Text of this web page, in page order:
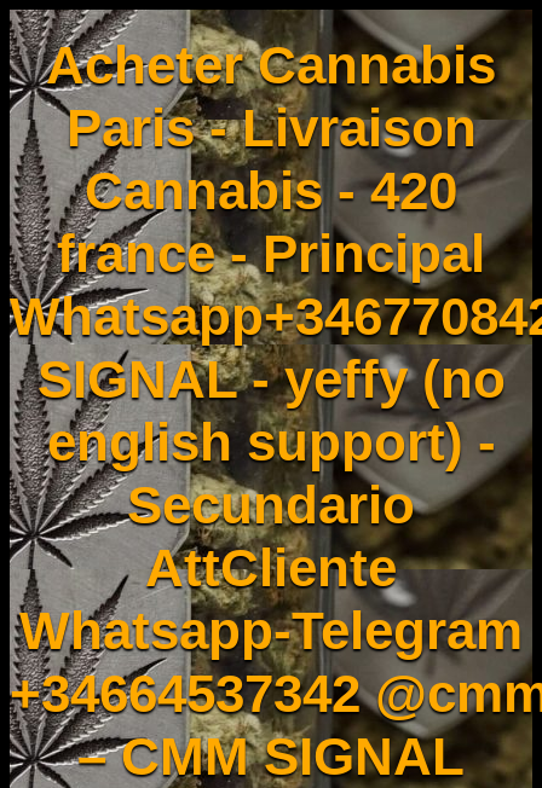
Acheter Cannabis
Paris - Livraison
Cannabis - 420
france - Principal
SIGNAL - yeffy (no
english support) -
Secundario
AttCliente
Whatsapp-Telegram
+34664537342
– CMM SIGNAL